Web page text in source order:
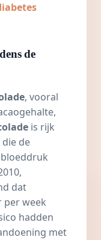
de
, vooral
is rijk
de
dat
per week
hadden
met